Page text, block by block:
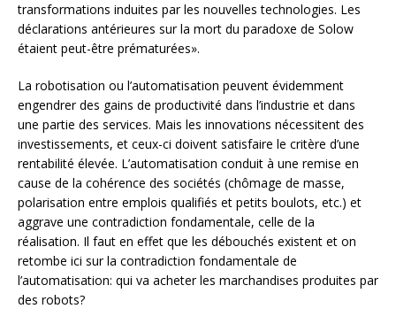
transformations induites par les nouvelles technologies. Les
déclarations antérieures sur la mort du paradoxe de Solow
étaient peut-être prématurées».
La robotisation ou l’automatisation peuvent évidemment
engendrer des gains de productivité dans l’industrie et dans
une partie des services. Mais les innovations nécessitent des
investissements, et ceux-ci doivent satisfaire le critère d’une
rentabilité élevée. L’automatisation conduit à une remise en
cause de la cohérence des sociétés (chômage de masse,
polarisation entre emplois qualifiés et petits boulots, etc.) et
aggrave une contradiction fondamentale, celle de la
réalisation. Il faut en effet que les débouchés existent et on
retombe ici sur la contradiction fondamentale de
l’automatisation: qui va acheter les marchandises produites par
des robots?